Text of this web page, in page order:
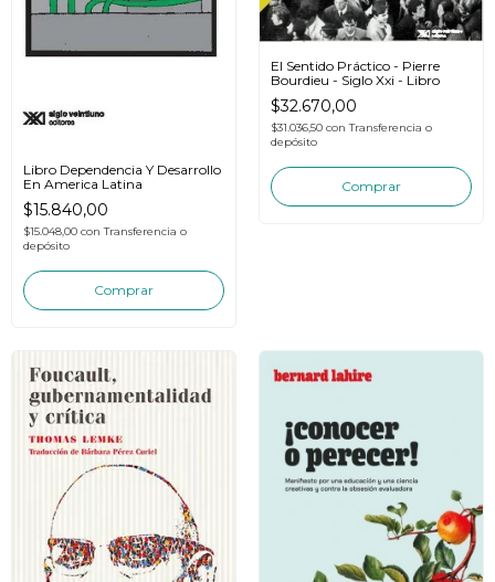
Libro Dependencia Y Desarrollo
En America Latina
$15.840,00
$15.048,00 con Transferencia o
depósito
El Sentido Práctico - Pierre
Bourdieu - Siglo Xxi - Libro
$32.670,00
$31.036,50 con Transferencia o
depósito